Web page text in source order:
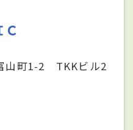
山町1-2 TKKビル2